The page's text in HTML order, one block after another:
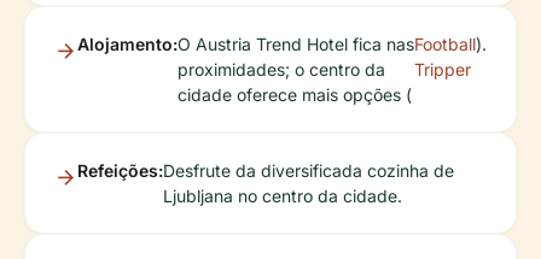
Alojamento:O Austria Trend Hotel fica nas
proximidades; o centro da
cidade oferece mais opções (
Football
Tripper
).
Refeições:Desfrute da diversificada cozinha de
Ljubljana no centro da cidade.